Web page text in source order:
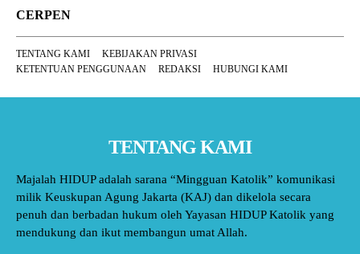
CERPEN
TENTANG KAMI
KEBIJAKAN PRIVASI
KETENTUAN PENGGUNAAN
REDAKSI HUBUNGI KAMI
TENTANG KAMI
Majalah HIDUP adalah sarana “Mingguan Katolik” komunikasi
milik Keuskupan Agung Jakarta (KAJ) dan dikelola secara
penuh dan berbadan hukum oleh Yayasan HIDUP Katolik yang
mendukung dan ikut membangun umat Allah.